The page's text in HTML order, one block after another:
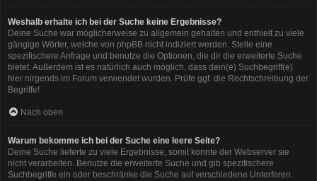
Weshalb erhalte ich bei der Suche keine Ergebnisse?
Deine Suche war möglicherweise zu allgemein gehalten und enthielt zu viele
gängige Wörter, welche von phpBB nicht indiziert werden. Stelle eine
spezifischere Anfrage und benutze die Optionen, die dir die erweiterte Suche
bietet. Außerdem ist es natürlich auch möglich, dass dein(e) Suchbegriff(e)
hier nirgends im Forum verwendet wurden. Prüfe ggf. die Rechtschreibung der
Begriffe!
Nach oben
Warum bekomme ich bei der Suche eine leere Seite?
Deine Suche lieferte zu viele Ergebnisse, somit konnte der Webserver sie
nicht verarbeiten. Benutze die erweiterte Suche und gib spezifischere
Suchbegriffe ein oder beschränke die Suche auf verschiedene Unterforen.